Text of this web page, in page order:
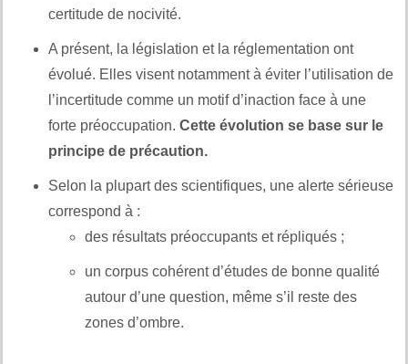
certitude de nocivité.
A présent, la législation et la réglementation ont
évolué. Elles visent notamment à éviter l’utilisation de
l’incertitude comme un motif d’inaction face à une
forte préoccupation. Cette évolution se base sur le
principe de précaution.
Selon la plupart des scientifiques, une alerte sérieuse
correspond à :
des résultats préoccupants et répliqués ;
un corpus cohérent d’études de bonne qualité
autour d’une question, même s’il reste des
zones d’ombre.